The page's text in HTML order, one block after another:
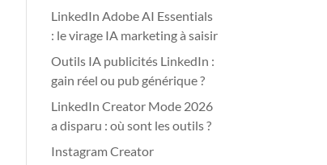
LinkedIn Adobe AI Essentials
: le virage IA marketing à saisir
Outils IA publicités LinkedIn :
gain réel ou pub générique ?
LinkedIn Creator Mode 2026
a disparu : où sont les outils ?
Instagram Creator